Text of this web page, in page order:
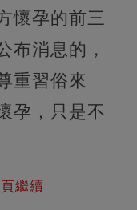
懷孕的前三
布消息的，
重習俗來
孕，只是不
繼續